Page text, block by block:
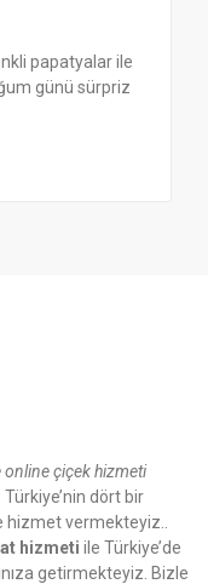
papatyalar ile
günü sürpriz
online çiçek hizmeti
Türkiye’nin dört bir
hizmet vermekteyiz..
hizmeti ile Türkiye’de
getirmekteyiz. Bizle